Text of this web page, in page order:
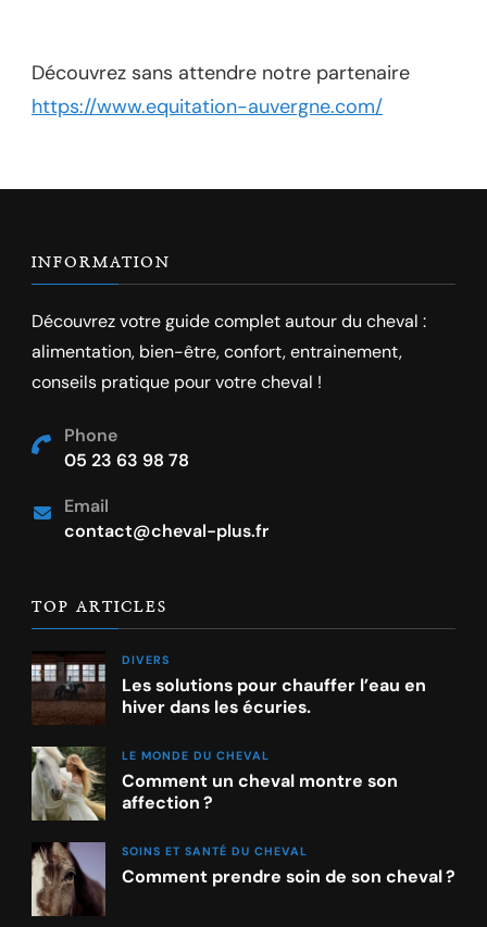
Découvrez sans attendre notre partenaire
https://www.equitation-auvergne.com/
INFORMATION
Découvrez votre guide complet autour du cheval :
alimentation, bien-être, confort, entrainement,
conseils pratique pour votre cheval !
Phone
05 23 63 98 78
Email
contact@cheval-plus.fr
TOP ARTICLES
DIVERS
Les solutions pour chauffer l’eau en
hiver dans les écuries.
LE MONDE DU CHEVAL
Comment un cheval montre son
affection ?
SOINS ET SANTÉ DU CHEVAL
Comment prendre soin de son cheval ?